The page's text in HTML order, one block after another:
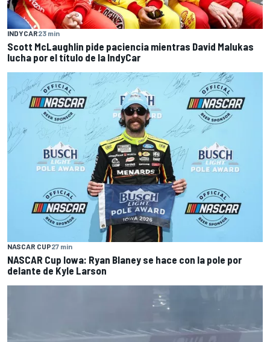
INDYCAR23 min
Scott McLaughlin pide paciencia mientras David Malukas
lucha por el título de la IndyCar
NASCAR CUP27 min
NASCAR Cup Iowa: Ryan Blaney se hace con la pole por
delante de Kyle Larson